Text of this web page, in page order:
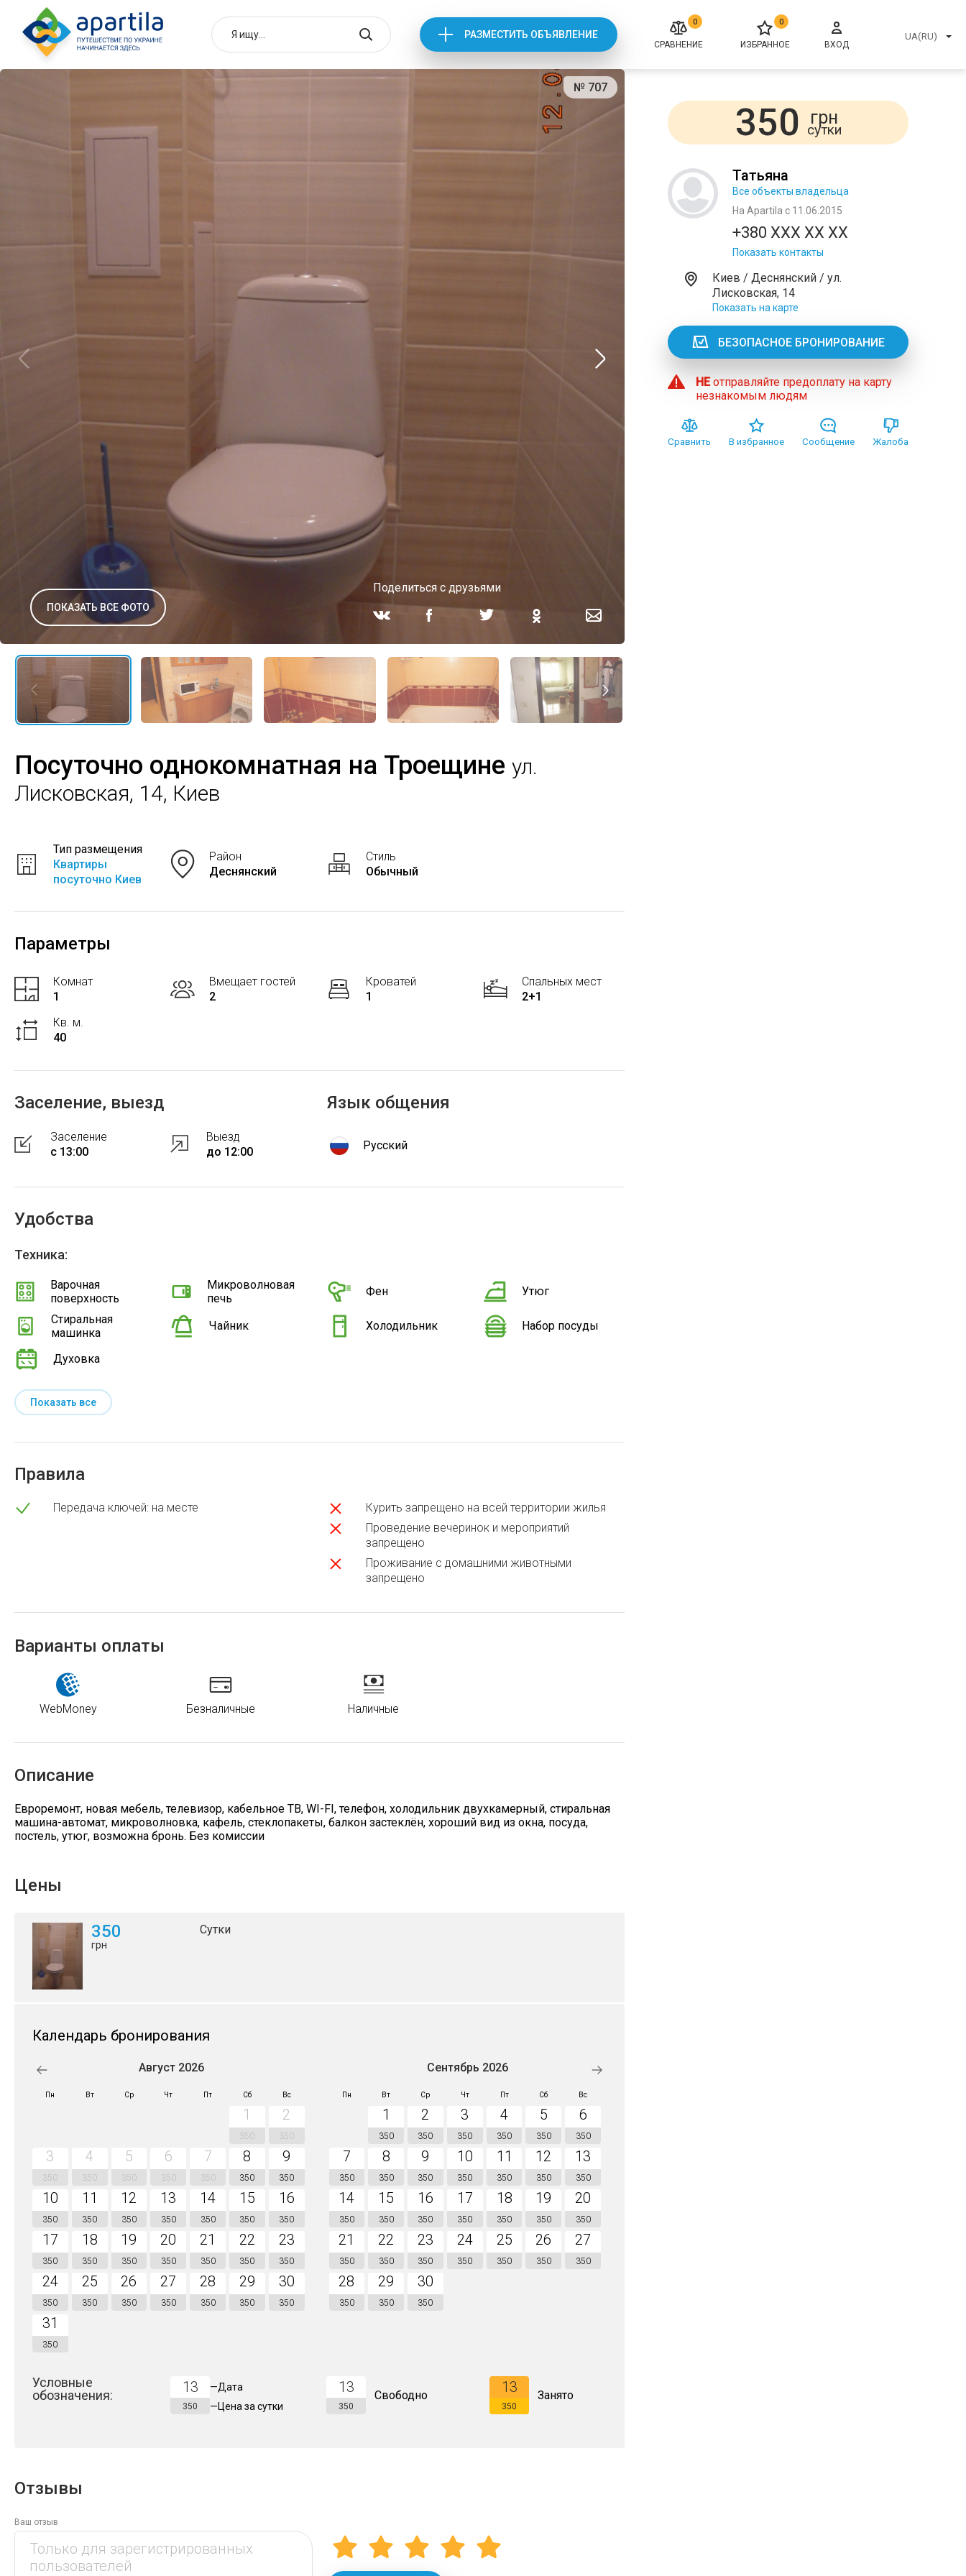
РАЗМЕСТИТЬ ОБЪЯВЛЕНИЕ
0
СРАВНЕНИЕ
0
ИЗБРАННОЕ ВХОД
UA(RU)
№ 707
ПОКАЗАТЬ ВСЕ ФОТО
Поделиться с друзьями
Посуточно однокомнатная на Троещине ул.
Лисковская, 14, Киев
Тип размещения
Квартиры
посуточно Киев
Район
Деснянский
Стиль
Обычный
Параметры
Комнат
1
Вмещает гостей
2
Кроватей
1
Спальных мест
2+1
Кв. м.
40
Заселение, выезд
Заселение
с 13:00
Выезд
до 12:00
Язык общения
Русский
Удобства
Техника:
Варочная
поверхность
Микроволновая
печь
Фен Утюг
Стиральная
машинка
Чайник Холодильник Набор посуды
Духовка
Показать все
Правила
Передача ключей: на месте
Курить запрещено на всей территории жилья
Проведение вечеринок и мероприятий
запрещено
Проживание с домашними животными
запрещено
Варианты оплаты
WebMoney Безналичные Наличные
Описание
Евроремонт, новая мебель, телевизор, кабельное ТВ, WI-FI, телефон, холодильник двухкамерный, стиральная
машина-автомат, микроволновка, кафель, стеклопакеты, балкон застеклён, хороший вид из окна, посуда,
постель, утюг, возможна бронь. Без комиссии
Цены
350
грн
Сутки
Календарь бронирования
Август 2026
Пн Вт Ср Чт Пт Сб Вс
1
350
2
350
3
350
4
350
5
350
6
350
7
350
8
350
9
350
10
350
11
350
12
350
13
350
14
350
15
350
16
350
17
350
18
350
19
350
20
350
21
350
22
350
23
350
24
350
25
350
26
350
27
350
28
350
29
350
30
350
31
350
Сентябрь 2026
Пн Вт Ср Чт Пт Сб Вс
1
350
2
350
3
350
4
350
5
350
6
350
7
350
8
350
9
350
10
350
11
350
12
350
13
350
14
350
15
350
16
350
17
350
18
350
19
350
20
350
21
350
22
350
23
350
24
350
25
350
26
350
27
350
28
350
29
350
30
350
Условные
обозначения:
13
350
—Дата
—Цена за сутки
13
350
Свободно 13
350
Занято
Отзывы
Ваш отзыв
350 грн
сутки
Татьяна
Все объекты владельца
На Apartila с 11.06.2015
+380 XXX XX XX
Показать контакты
Киев / Деснянский / ул.
Лисковская, 14
Показать на карте
БЕЗОПАСНОЕ БРОНИРОВАНИЕ
НЕотправляйте предоплату на карту
незнакомым людям
Сравнить В избранное Сообщение Жалоба